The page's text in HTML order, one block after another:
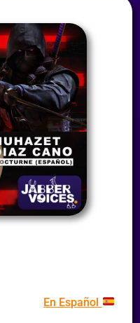
En Español